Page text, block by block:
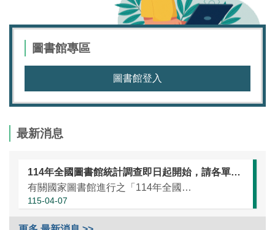
圖書館專區
圖書館登入
最新消息
114年全國圖書館統計調查即日起開始，請各單位協助於本（115）年5月25日前完成統計資訊填報（延長至7月10日）
有關國家圖書館進行之「114年全國圖書館統計」調查，涵蓋全國大專校院圖書館、國民小學圖書館、國民中學圖書館、高級中等學校暨特殊教育學校圖書館，以及專門圖書館，藉由相關統計數據之蒐集，將有助瞭解我國各類...
115-04-07